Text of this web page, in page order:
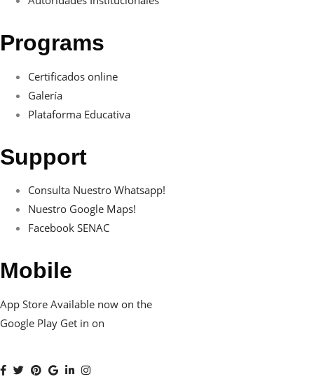
Programs
Certificados online
Galería
Plataforma Educativa
Support
Consulta Nuestro Whatsapp!
Nuestro Google Maps!
Facebook SENAC
Mobile
App Store Available now on the
Google Play Get in on